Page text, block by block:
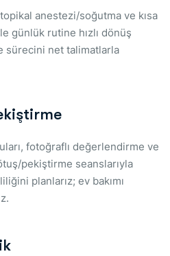
anestezi/soğutma ve kısa
günlük rutine hızlı dönüş
sürecini net talimatlarla
fotoğraflı değerlendirme ve
pekiştirme seanslarıyla
planlarız; ev bakımı